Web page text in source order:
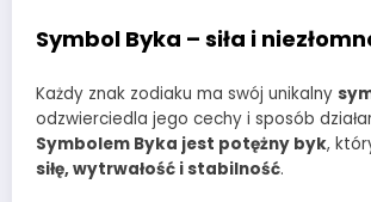
Symbol Byka – siła i
Każdy znak zodiaku ma swój unikalny
odzwierciedla jego cechy i sposób
Symbolem Byka jest potężny byk,
siłę, wytrwałość i stabilność.